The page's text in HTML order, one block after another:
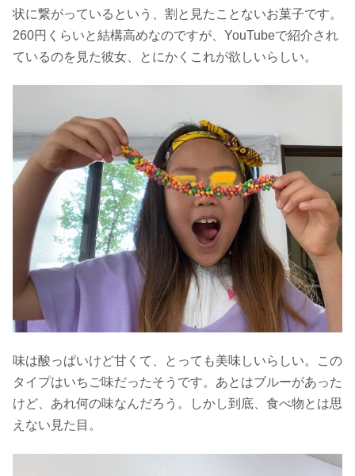
状に繋がっているという、割と見たことないお菓子です。
260円くらいと結構高めなのですが、YouTubeで紹介され
ているのを見た彼女、とにかくこれが欲しいらしい。
味は酸っぱいけど甘くて、とっても美味しいらしい。この
タイプはいちご味だったそうです。あとはブルーがあった
けど、あれ何の味なんだろう。しかし到底、食べ物とは思
えない見た目。